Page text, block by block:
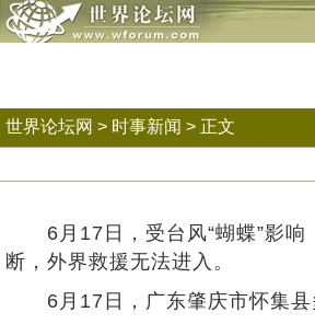
世界论坛网 > 时事新闻 > 正文
6月17日，受台风“蝴蝶”影响
断，外界救援无法进入。
6月17日，广东肇庆市怀集县